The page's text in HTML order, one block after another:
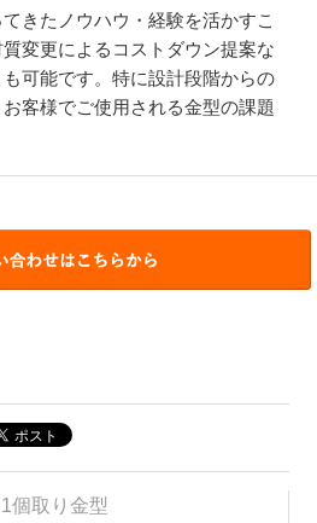
きたノウハウ・経験を活かすこ
変更によるコストダウン提案な
可能です。特に設計段階からの
客様でご使用される金型の課題
1個取り金型と多数個取り金型の違